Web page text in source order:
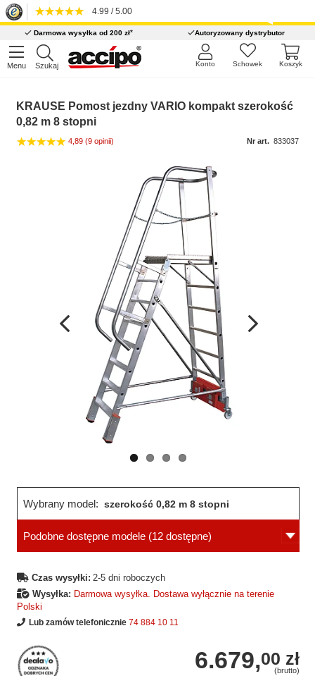
4.99 / 5.00
Darmowa wysyłka od 200 zł* Autoryzowany dystrybutor
Menu Szukaj Koszyk
Schowek
Konto
KRAUSE Pomost jezdny VARIO kompakt szerokość
0,82 m 8 stopni
4,89 (9 opinii) Nr art. 833037
Wcześniejsza
Wybrany model: szerokość 0,82 m 8 stopni
Podobne dostępne modele (12 dostępne)
Czas wysyłki: 2-5 dni roboczych
Wysyłka: Darmowa wysyłka. Dostawa wyłącznie na terenie
Polski
Lub zamów telefonicznie 74 884 10 11
6.679,00 zł
(brutto)